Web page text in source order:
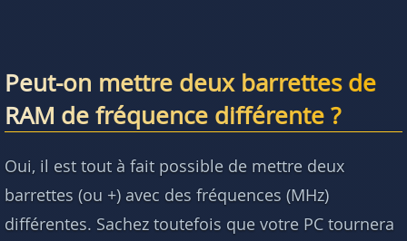
Peut-on mettre deux barrettes de
RAM de fréquence différente ?
Oui, il est tout à fait possible de mettre deux
barrettes (ou +) avec des fréquences (MHz)
différentes. Sachez toutefois que votre PC tournera